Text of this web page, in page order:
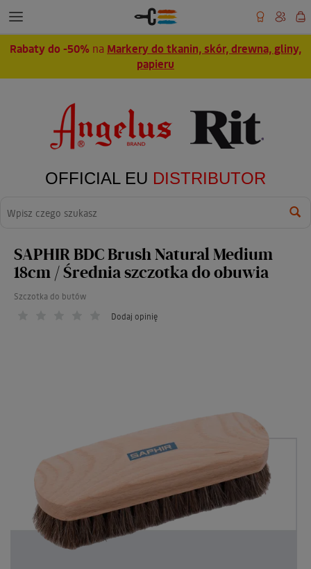
Rabaty do -50% na Markery do tkanin, skór, drewna, gliny,
papieru
OFFICIAL EU DISTRIBUTOR
SAPHIR BDC Brush Natural Medium
18cm / Średnia szczotka do obuwia
Szczotka do butów
Dodaj opinię